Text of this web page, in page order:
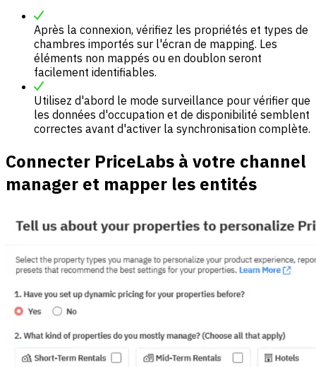
Après la connexion, vérifiez les propriétés et types de
chambres importés sur l'écran de mapping. Les
éléments non mappés ou en doublon seront
facilement identifiables.
Utilisez d'abord le mode surveillance pour vérifier que
les données d'occupation et de disponibilité semblent
correctes avant d'activer la synchronisation complète.
Connecter PriceLabs à votre channel
manager et mapper les entités